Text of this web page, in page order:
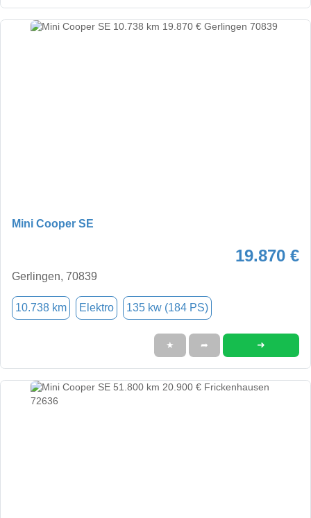
Mini Cooper SE
19.870 €
Gerlingen, 70839
10.738 km Elektro 135 kw (184 PS)
★ ➦ ➜